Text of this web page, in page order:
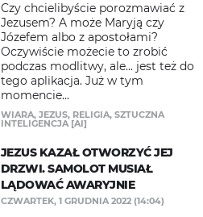
Czy chcielibyście porozmawiać z
Jezusem? A może Maryją czy
Józefem albo z apostołami?
Oczywiście możecie to zrobić
podczas modlitwy, ale... jest też do
tego aplikacja. Już w tym
momencie...
WIARA, JEZUS, RELIGIA, SZTUCZNA
INTELIGENCJA [AI]
JEZUS KAZAŁ OTWORZYĆ JEJ
DRZWI. SAMOLOT MUSIAŁ
LĄDOWAĆ AWARYJNIE
CZWARTEK, 1 GRUDNIA 2022 (14:04)